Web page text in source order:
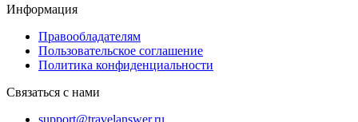
Информация
Правообладателям
Пользовательское соглашение
Политика конфиденциальности
Связаться с нами
support@travelanswer.ru